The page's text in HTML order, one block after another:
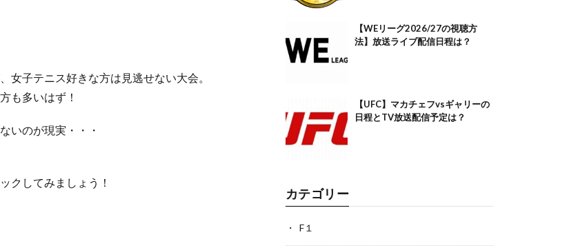
女子テニス好きな方は見逃せない大会。
も多いはず！
いのが現実・・・
クしてみましょう！
【WEリーグ2026/27の視聴方
法】放送ライブ配信日程は？
【UFC】マカチェフvsギャリーの
日程とTV放送配信予定は？
カテゴリー
F１